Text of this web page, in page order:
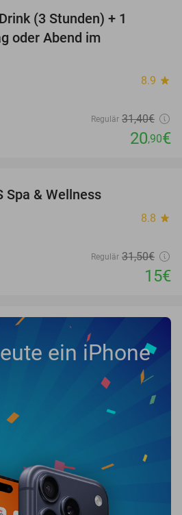
(3 Stunden) + 1
oder Abend im
8.9 star
Regulär 31,40€
20,90€
Spa & Wellness
8.8 star
Regulär 31,50€
15€
ein iPhone